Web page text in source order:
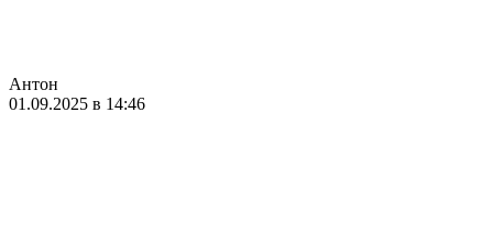
Антон
01.09.2025 в 14:46